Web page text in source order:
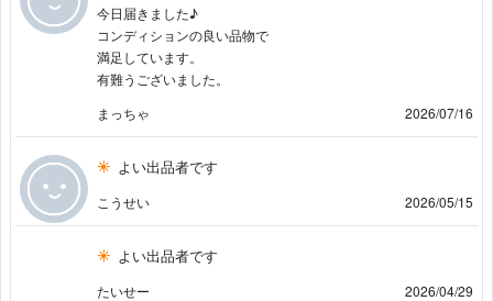
今日届きました♪
コンディションの良い品物で
満足しています。
有難うございました。
まっちゃ
2026/07/16
よい出品者です
こうせい 2026/05/15
よい出品者です
たいせー 2026/04/29